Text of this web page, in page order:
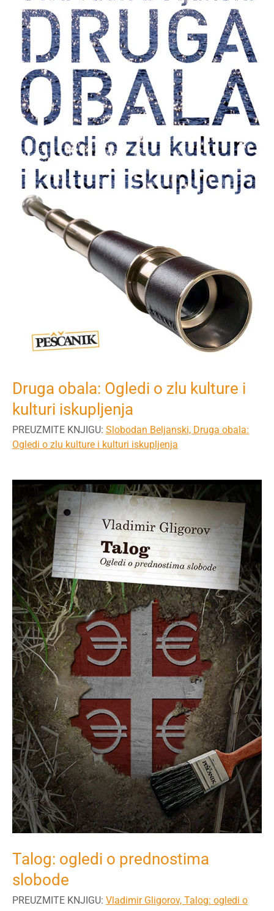
Druga obala: Ogledi o zlu kulture i
kulturi iskupljenja
PREUZMITE KNJIGU: Slobodan Beljanski, Druga obala:
Ogledi o zlu kulture i kulturi iskupljenja
Talog: ogledi o prednostima
slobode
PREUZMITE KNJIGU: Vladimir Gligorov, Talog: ogledi o